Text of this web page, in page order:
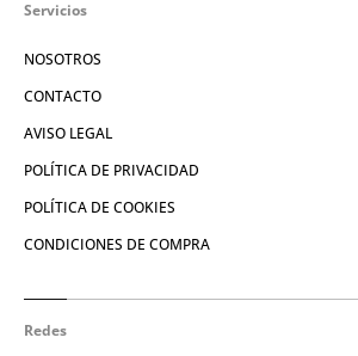
Servicios
NOSOTROS
CONTACTO
AVISO LEGAL
POLÍTICA DE PRIVACIDAD
POLÍTICA DE COOKIES
CONDICIONES DE COMPRA
Redes